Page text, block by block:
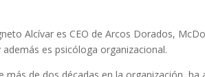
Alcívar es CEO deArcos Dorados,
es psicóloga organizacional.